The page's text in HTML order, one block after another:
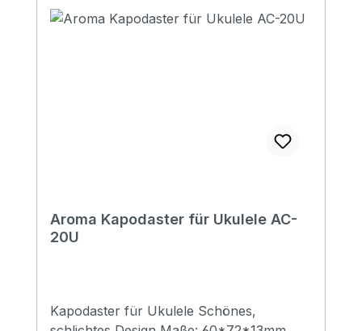
Aroma Kapodaster für Ukulele AC-
20U
Kapodaster für Ukulele Schönes,